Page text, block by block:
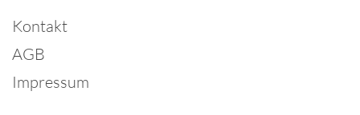
Kontakt
AGB
Impressum